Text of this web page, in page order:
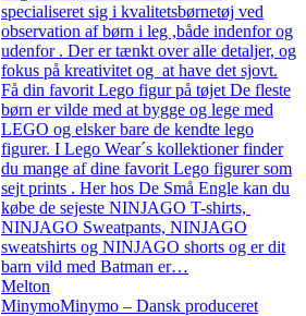
specialiseret sig i kvalitetsbørnetøj ved
observation af børn i leg ,både indenfor og
udenfor . Der er tænkt over alle detaljer, og
fokus på kreativitet og at have det sjovt.
Få din favorit Lego figur på tøjet De fleste
børn er vilde med at bygge og lege med
LEGO og elsker bare de kendte lego
figurer. I Lego Wear´s kollektioner finder
du mange af dine favorit Lego figurer som
sejt prints . Her hos De Små Engle kan du
købe de sejeste NINJAGO T-shirts,
NINJAGO Sweatpants, NINJAGO
sweatshirts og NINJAGO shorts og er dit
barn vild med Batman er…
Melton
MinymoMinymo – Dansk produceret